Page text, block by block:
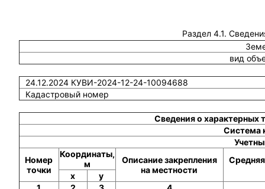
Раздел 4.1.
вид
24.12.2024 КУВИ-2024-12-24-10094688
Кадастровый номер
Сведения о характерных
Система
Номер
точки
Координаты,
м
Описание закрепления
на местности
x
y